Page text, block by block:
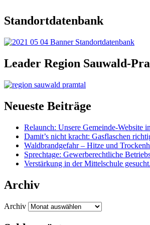
Standortdatenbank
Leader Region Sauwald-
Neueste Beiträge
Relaunch: Unsere Gemeinde-Website
Damit’s nicht kracht: Gasflaschen
Waldbrandgefahr – Hitze und
Sprechtage: Gewerberechtliche
Verstärkung in der Mittelschule gesucht.
Archiv
Archiv